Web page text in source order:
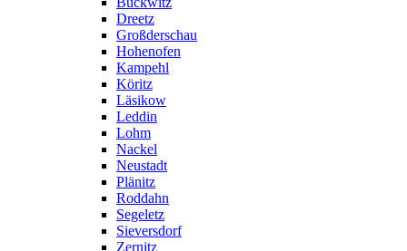
Dreetz
Großderschau
Hohenofen
Kampehl
Köritz
Läsikow
Leddin
Lohm
Nackel
Neustadt
Plänitz
Roddahn
Segeletz
Sieversdorf
Zernitz